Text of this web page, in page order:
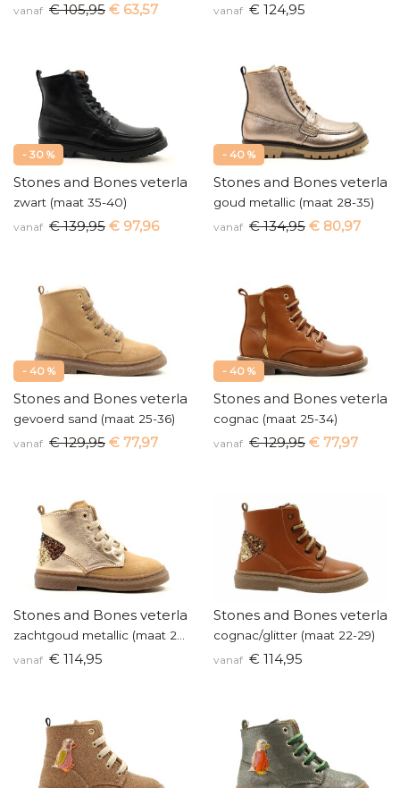
vanaf € 105,95 € 63,57 vanaf € 124,95
- 30 %
Stones and Bones veterlaars
zwart (maat 35-40)
vanaf € 139,95 € 97,96
- 40 %
Stones and Bones
goud metallic (maat 28-35)
vanaf € 134,95 € 80,97
- 40 %
Stones and Bones veterlaarsje
gevoerd sand (maat 25-36)
vanaf € 129,95 € 77,97
- 40 %
Stones and Bones
cognac (maat 25-34)
vanaf € 129,95 € 77,97
Stones and Bones veterlaarsje
vanaf € 114,95
Stones and Bones
cognac/glitter (maat 22-29)
vanaf € 114,95